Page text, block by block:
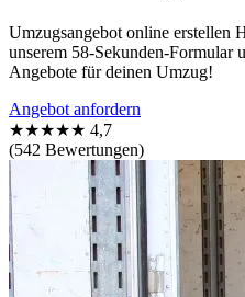
Umzugsangebot online erstellen
unserem 58-Sekunden-Formular
Angebote für deinen Umzug!
Angebot anfordern
★★★★★ 4,7
(542 Bewertungen)